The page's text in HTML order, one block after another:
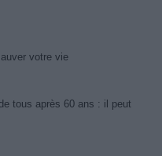
votre vie
tous après 60 ans : il peut